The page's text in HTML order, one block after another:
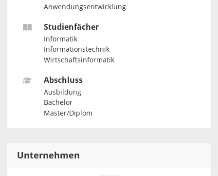
Anwendungsentwicklung
Studienfächer
Informatik
Informationstechnik
Wirtschaftsinformatik
Abschluss
Ausbildung
Bachelor
Master/Diplom
Unternehmen